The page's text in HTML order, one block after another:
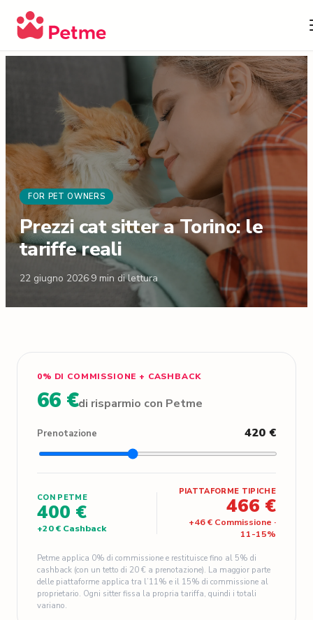
FOR PET OWNERS
Prezzi cat sitter a Torino: le
tariffe reali
22 giugno 2026·9 min di lettura
0% DI COMMISSIONE + CASHBACK
66 €di risparmio con Petme
Prenotazione 420 €
CON PETME
400 €
+20 € Cashback
PIATTAFORME TIPICHE
466 €
+46 € Commissione ·
11-15%
Petme applica 0% di commissione e restituisce fino al 5% di
cashback (con un tetto di 20 € a prenotazione). La maggior parte
delle piattaforme applica tra l’11% e il 15% di commissione al
proprietario. Ogni sitter fissa la propria tariffa, quindi i totali
variano.